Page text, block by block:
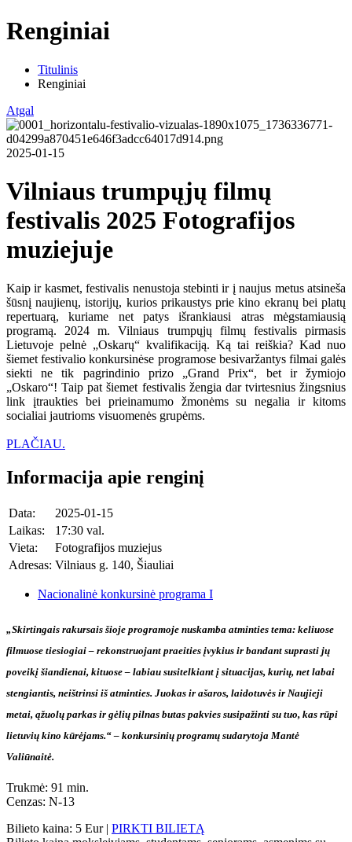
Renginiai
Titulinis
Renginiai
Atgal
2025-01-15
Vilniaus trumpųjų filmų
festivalis 2025 Fotografijos
muziejuje
Kaip ir kasmet, festivalis nenustoja stebinti ir į naujus metus atsineša
šūsnį naujienų, istorijų, kurios prikaustys prie kino ekranų bei platų
repertuarą, kuriame net patys išrankiausi atras mėgstamiausią
programą. 2024 m. Vilniaus trumpųjų filmų festivalis pirmasis
Lietuvoje pelnė „Oskarų“ kvalifikaciją. Ką tai reiškia? Kad nuo
šiemet festivalio konkursinėse programose besivaržantys filmai galės
siekti ne tik pagrindinio prizo „Grand Prix“, bet ir žymiojo
„Oskaro“! Taip pat šiemet festivalis žengia dar tvirtesnius žingsnius
link įtraukties bei prieinamumo žmonėms su negalia ir kitoms
socialiai jautrioms visuomenės grupėms.
PLAČIAU.
Informacija apie renginį
Data:
2025-01-15
Laikas:
17:30 val.
Vieta:
Fotografijos muziejus
Adresas: Vilniaus g. 140, Šiauliai
Nacionalinė konkursinė programa I
„Skirtingais rakursais šioje programoje nuskamba atminties tema: keliuose
filmuose tiesiogiai – rekonstruojant praeities įvykius ir bandant suprasti jų
poveikį šiandienai, kituose – labiau susitelkiant į situacijas, kurių, net labai
stengiantis, neištrinsi iš atminties. Juokas ir ašaros, laidotuvės ir Naujieji
metai, ąžuolų parkas ir gėlių pilnas butas pakvies susipažinti su tuo, kas rūpi
lietuvių kino kūrėjams.“ – konkursinių programų sudarytoja Mantė
Valiūnaitė.
Trukmė: 91 min.
Cenzas: N-13
Bilieto kaina: 5 Eur | PIRKTI BILIETĄ